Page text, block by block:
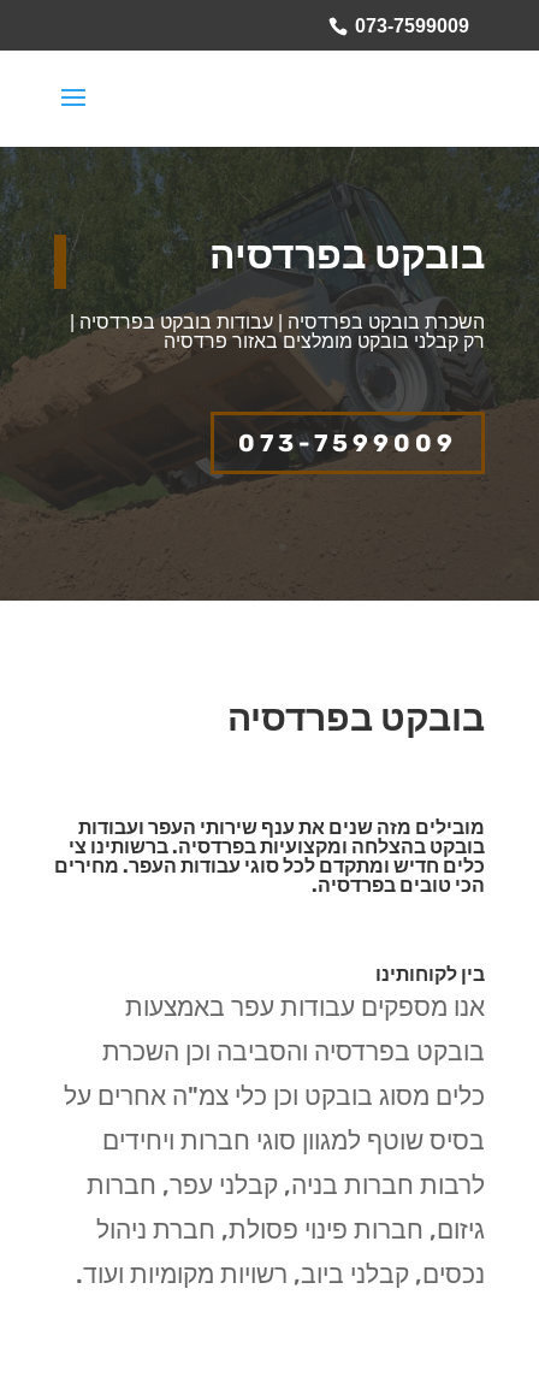
073-7599009
בובקט בפרדסיה
השכרת בובקט בפרדסיה | עבודות בובקט בפרדסיה |
רק קבלני בובקט מומלצים באזור פרדסיה
073-7599009
בובקט בפרדסיה
מובילים מזה שנים את ענף שירותי העפר ועבודות
בובקט בהצלחה ומקצועיות בפרדסיה. ברשותינו צי
כלים חדיש ומתקדם לכל סוגי עבודות העפר. מחירים
הכי טובים בפרדסיה.
בין לקוחותינו
אנו מספקים עבודות עפר באמצעות
בובקט בפרדסיה והסביבה וכן השכרת
כלים מסוג בובקט וכן כלי צמ"ה אחרים על
בסיס שוטף למגוון סוגי חברות ויחידים
לרבות חברות בניה, קבלני עפר, חברות
גיזום, חברות פינוי פסולת, חברת ניהול
נכסים, קבלני ביוב, רשויות מקומיות ועוד.